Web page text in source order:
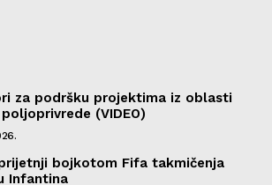
za podršku projektima iz oblasti
(VIDEO)
bojkotom Fifa takmičenja
Infantina